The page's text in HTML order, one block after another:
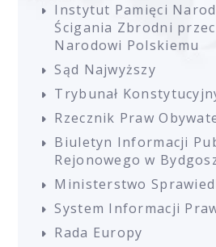
Instytut Pamięci
Ścigania Zbrodni
Narodowi Polskiemu
Sąd Najwyższy
Trybunał
Rzecznik Praw
Biuletyn Informacji
Rejonowego w
Ministerstwo
System Informacji
Rada Europy